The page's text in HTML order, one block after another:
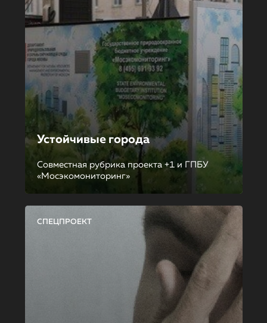
Устойчивые города
Совместная рубрика проекта +1 и ГПБУ
«Мосэкомониторинг»
СПЕЦПРОЕКТ